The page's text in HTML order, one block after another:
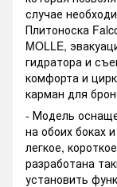
случае
Плитоноска
MOLLE,
гидратора и
комфорта и
карман для
- Модель
на обоих боках
легкое,
разработана
установить